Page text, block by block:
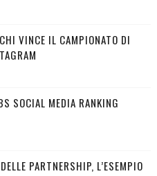
VINCE IL CAMPIONATO DI
SOCIAL MEDIA RANKING
PARTNERSHIP, L’ESEMPIO